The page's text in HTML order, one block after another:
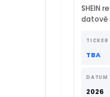
SHEIN
datově
řetězci.
TICKER
TBA
DATUM
2026